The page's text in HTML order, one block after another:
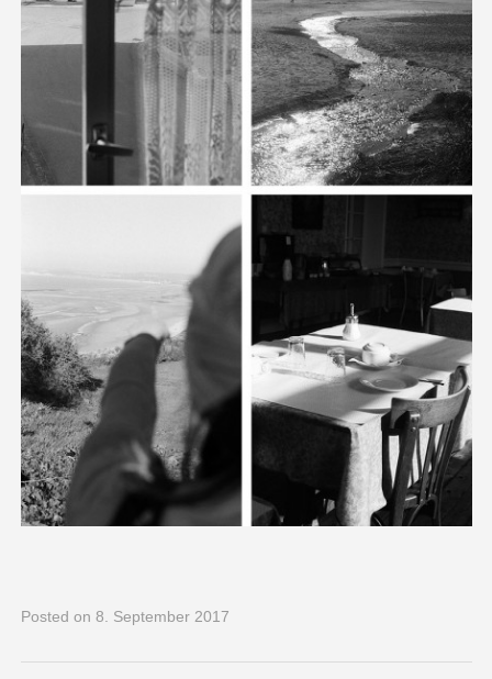
Posted on 8. September 2017